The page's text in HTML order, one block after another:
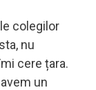
colegilor
nu
cere țara.
un